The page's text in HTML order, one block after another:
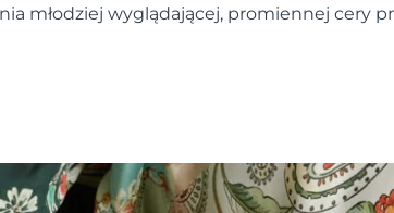
młodziej wyglądającej, promiennej cery